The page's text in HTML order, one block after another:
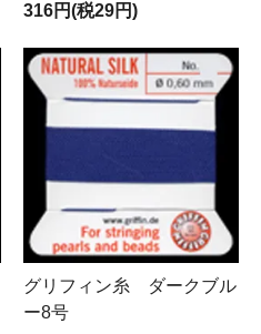
316円(税29円)
グリフィン糸 ダークブル
ー8号